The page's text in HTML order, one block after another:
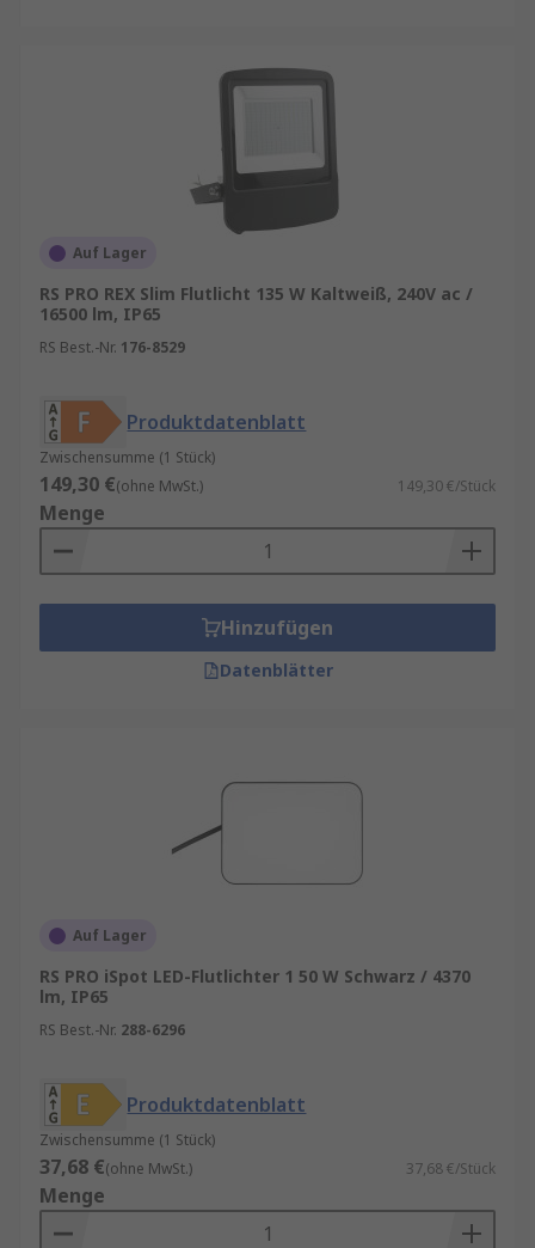
Auf Lager
RS PRO REX Slim Flutlicht 135 W Kaltweiß, 240V ac /
16500 lm, IP65
RS Best.-Nr. 176-8529
Produktdatenblatt
Zwischensumme (1 Stück)
149,30 €(ohne MwSt.) 149,30 €/Stück
Menge
Hinzufügen
Datenblätter
Auf Lager
RS PRO iSpot LED-Flutlichter 1 50 W Schwarz / 4370
lm, IP65
RS Best.-Nr. 288-6296
Produktdatenblatt
Zwischensumme (1 Stück)
37,68 €(ohne MwSt.) 37,68 €/Stück
Menge